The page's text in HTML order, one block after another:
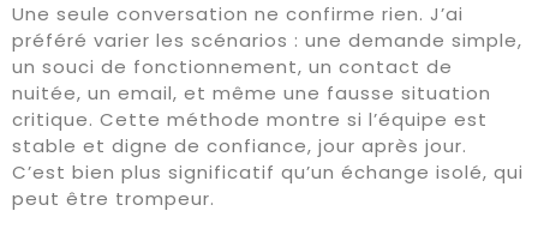
Une seule conversation ne confirme rien. J’ai
préféré varier les scénarios : une demande simple,
un souci de fonctionnement, un contact de
nuitée, un email, et même une fausse situation
critique. Cette méthode montre si l’équipe est
stable et digne de confiance, jour après jour.
C’est bien plus significatif qu’un échange isolé, qui
peut être trompeur.